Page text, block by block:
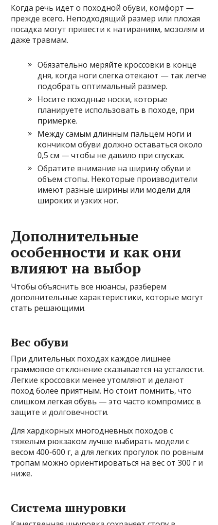
Когда речь идет о походной обуви, комфорт —
прежде всего. Неподходящий размер или плохая
посадка могут привести к натираниям, мозолям и
даже травмам.
Обязательно меряйте кроссовки в конце
дня, когда ноги слегка отекают — так легче
подобрать оптимальный размер.
Носите походные носки, которые
планируете использовать в походе, при
примерке.
Между самым длинным пальцем ноги и
кончиком обуви должно оставаться около
0,5 см — чтобы не давило при спусках.
Обратите внимание на ширину обуви и
объем стопы. Некоторые производители
имеют разные ширины или модели для
широких и узких ног.
Дополнительные
особенности и как они
влияют на выбор
Чтобы объяснить все нюансы, разберем
дополнительные характеристики, которые могут
стать решающими.
Вес обуви
При длительных походах каждое лишнее
граммовое отклонение сказывается на усталости.
Легкие кроссовки менее утомляют и делают
поход более приятным. Но стоит помнить, что
слишком легкая обувь — это часто компромисс в
защите и долговечности.
Для хардкорных многодневных походов с
тяжелым рюкзаком лучше выбирать модели с
весом 400-600 г, а для легких прогулок по ровным
тропам можно ориентироваться на вес от 300 г и
ниже.
Система шнуровки